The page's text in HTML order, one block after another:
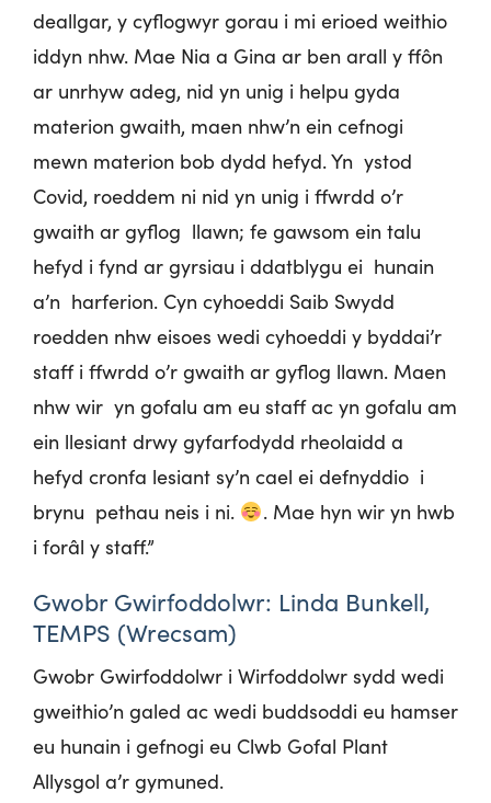
deallgar, y cyflogwyr gorau i mi erioed weithio
iddyn nhw. Mae Nia a Gina ar ben arall y ffôn
ar unrhyw adeg, nid yn unig i helpu gyda
materion gwaith, maen nhw’n ein cefnogi
mewn materion bob dydd hefyd. Yn ystod
Covid, roeddem ni nid yn unig i ffwrdd o’r
gwaith ar gyflog llawn; fe gawsom ein talu
hefyd i fynd ar gyrsiau i ddatblygu ei hunain
a’n harferion. Cyn cyhoeddi Saib Swydd
roedden nhw eisoes wedi cyhoeddi y byddai’r
staff i ffwrdd o’r gwaith ar gyflog llawn. Maen
nhw wir yn gofalu am eu staff ac yn gofalu am
ein llesiant drwy gyfarfodydd rheolaidd a
hefyd cronfa lesiant sy’n cael ei defnyddio i
brynu pethau neis i ni.
. Mae hyn wir yn hwb
i forâl y staff.”
Gwobr Gwirfoddolwr: Linda Bunkell,
TEMPS (Wrecsam)
Gwobr Gwirfoddolwr i Wirfoddolwr sydd wedi
gweithio’n galed ac wedi buddsoddi eu hamser
eu hunain i gefnogi eu Clwb Gofal Plant
Allysgol a’r gymuned.